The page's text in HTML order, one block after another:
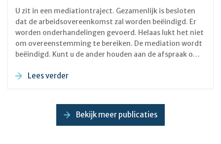
U zit in een mediationtraject. Gezamenlijk is besloten
dat de arbeidsovereenkomst zal worden beëindigd. Er
worden onderhandelingen gevoerd. Helaas lukt het niet
om overeenstemming te bereiken. De mediation wordt
beëindigd. Kunt u de ander houden aan de afspraak om
gecertificeerde mediator heeft ingeschakeld, is het
MfN-reglement op de mediation van toepassing. In dit
tijdens de mediation hebben ingenomen of gedaan.
Lees verder
Bekijk meer publicaties